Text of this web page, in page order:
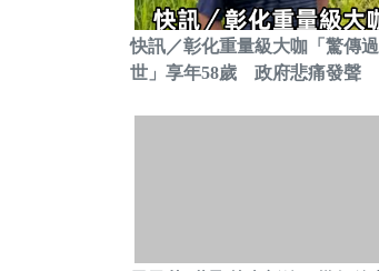
快訊／彰化重量級大咖「驚傳過
世」享年58歲 政府悲痛發聲